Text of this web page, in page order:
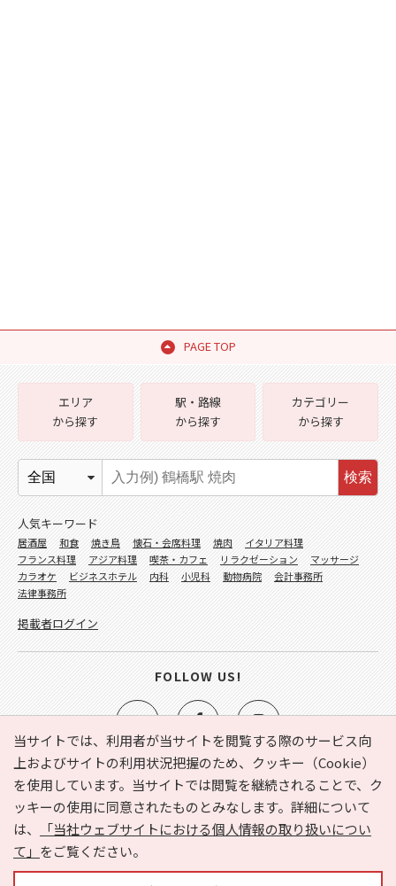
PAGE TOP
当サイトでは、利用者が当サイトを閲覧する際のサービス向
上およびサイトの利用状況把握のため、クッキー（Cookie）
を使用しています。当サイトでは閲覧を継続されることで、ク
ッキーの使用に同意されたものとみなします。詳細について
は、
「当社ウェブサイトにおける個人情報の取り扱いについ
て」 をご覧ください。
e-NAVITA（イーナビタ）とは？ お気に入り
ヘルプ
利用規約
個人情報の取り扱いについて
運営会社
サイトマップ
広告掲載に関するお問い合わせ
エリア
から探す
駅・路線
から探す
カテゴリー
から探す
検索
人気キーワード
居酒屋 和食 焼き鳥 懐石・会席料理 焼肉
イタリア料理
フランス料理
アジア料理 喫茶・カフェ リラクゼーション
マッサージ
カラオケ
ビジネスホテル 内科 小児科 動物病院
会計事務所
法律事務所
掲載者ログイン
FOLLOW US!